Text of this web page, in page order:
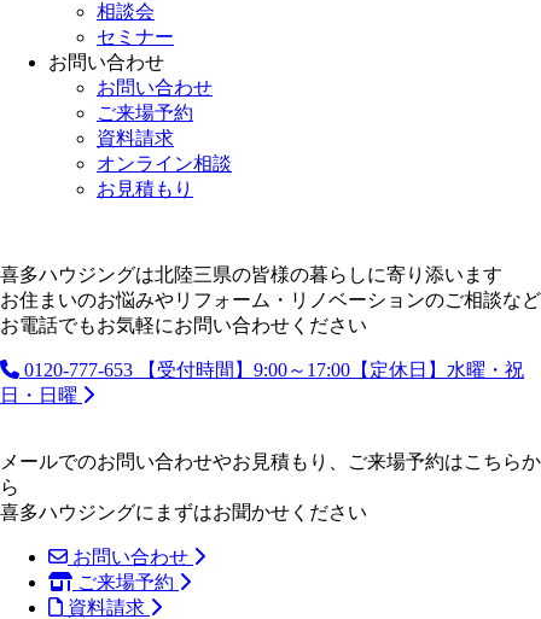
相談会
セミナー
お問い合わせ
お問い合わせ
ご来場予約
資料請求
オンライン相談
お見積もり
喜多ハウジングは北陸三県の皆様の暮らしに寄り添います
お住まいのお悩みやリフォーム・リノベーションのご相談など
お電話でもお気軽にお問い合わせください
0120-777-653
【受付時間】9:00～17:00【定休日】水曜・祝
日・日曜
メールでのお問い合わせやお見積もり、ご来場予約はこちらか
ら
喜多ハウジングにまずはお聞かせください
お問い合わせ
ご来場予約
資料請求